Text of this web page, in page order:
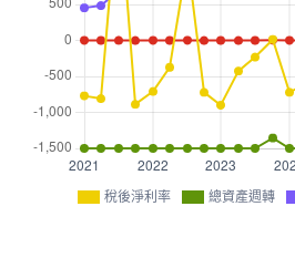
稅後淨利率 總資產週轉